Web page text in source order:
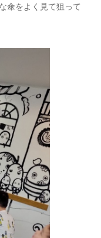
傘をよく見て狙って